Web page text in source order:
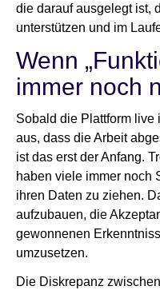
die darauf ausgelegt ist,
unterstützen und im
Wenn
immer noch
Sobald die Plattform live
aus, dass die Arbeit
ist das erst der Anfang.
haben viele immer noch
ihren Daten zu ziehen.
aufzubauen, die
gewonnenen
umzusetzen.
Die Diskrepanz